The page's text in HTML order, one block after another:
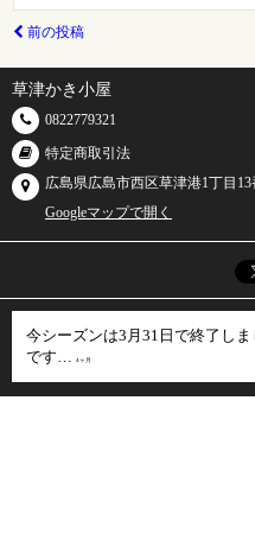
前の投稿
草津かき小屋
0822779321
特定商取引法
広島県広島市西区草津港1丁目13
Googleマップで開く
今シーズンは3月31日で終了し
です…
4ヶ月